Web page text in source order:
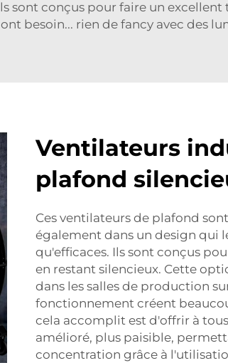
conçus pour faire un excellent
besoin... rien de fancy avec des
Ventilateurs
plafond
Ces ventilateurs de plafond
également dans un design qui
qu'efficaces. Ils sont conçus
en restant silencieux. Cette
dans les salles de production
fonctionnement créent
cela accomplit est d'offrir à
amélioré, plus paisible,
concentration grâce à